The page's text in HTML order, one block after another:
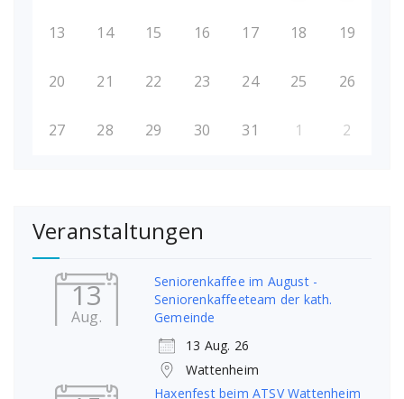
13 14 15 16 17 18 19
20 21 22 23 24 25 26
27 28 29 30 31 1 2
Veranstaltungen
13
Aug.
Seniorenkaffee im August -
Seniorenkaffeeteam der kath.
Gemeinde
13 Aug. 26
Wattenheim
Haxenfest beim ATSV Wattenheim